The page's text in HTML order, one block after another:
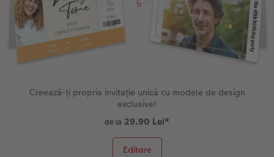
Creează-ți propria invitație unică cu modele de design
exclusive!
de la 29.90 Lei*
Editare